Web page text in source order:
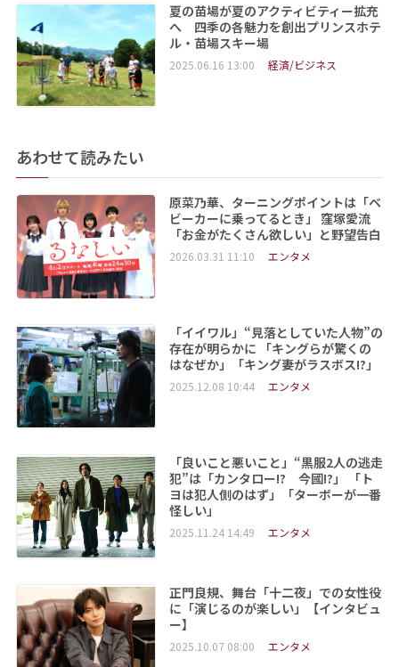
夏の苗場が夏のアクティビティー拡充
へ 四季の各魅力を創出プリンスホテ
ル・苗場スキー場
2025.06.16 13:00 経済/ビジネス
あわせて読みたい
原菜乃華、ターニングポイントは「ベ
ビーカーに乗ってるとき」 窪塚愛流
「お金がたくさん欲しい」と野望告白
2026.03.31 11:10 エンタメ
「イイワル」“見落としていた人物”の
存在が明らかに 「キングらが驚くの
はなぜか」「キング妻がラスボス!?」
2025.12.08 10:44 エンタメ
「良いこと悪いこと」“黒服2人の逃走
犯”は「カンタロー!? 今國!?」 「ト
ヨは犯人側のはず」「ターボーが一番
怪しい」
2025.11.24 14:49 エンタメ
正門良規、舞台「十二夜」での女性役
に「演じるのが楽しい」【インタビュ
ー】
2025.10.07 08:00 エンタメ